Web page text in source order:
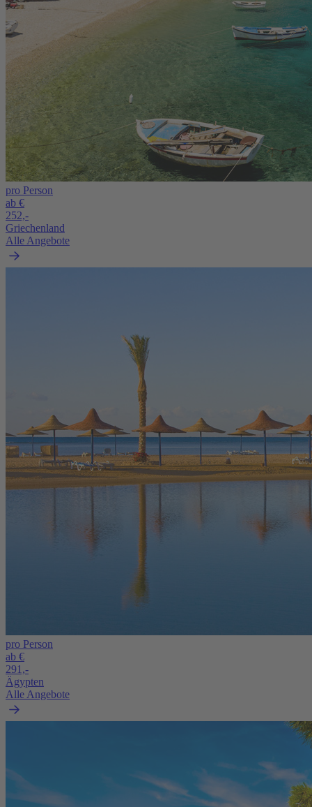
pro Person
ab €
252,-
Griechenland
Alle Angebote
pro Person
ab €
291,-
Ägypten
Alle Angebote